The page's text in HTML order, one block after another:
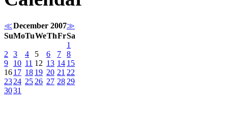
≪December 2007≫
SuMoTuWeThFrSa
1
2
3 4 5 6 7
8
9
10 11 12 13 14 15
1617 18 19 20 21 22
2324 25 26 27 28 29
3031